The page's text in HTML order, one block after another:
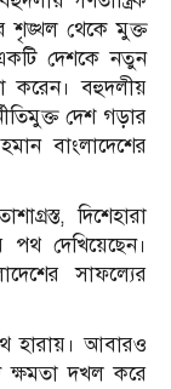
শৃঙ্খল থেকে মুক্ত
দেশকে নতুন
করেন। বহুদলীয়
দেশ গড়ার
বাংলাদেশের
দিশেহারা
দেখিয়েছেন।
সাফল্যের
হারায়। আবারও
ক্ষমতা দখল করে